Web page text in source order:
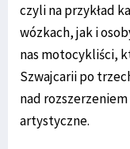
czyli na przykład
wózkach, jak i
nas motocykliści,
Szwajcarii po
nad
artystyczne.